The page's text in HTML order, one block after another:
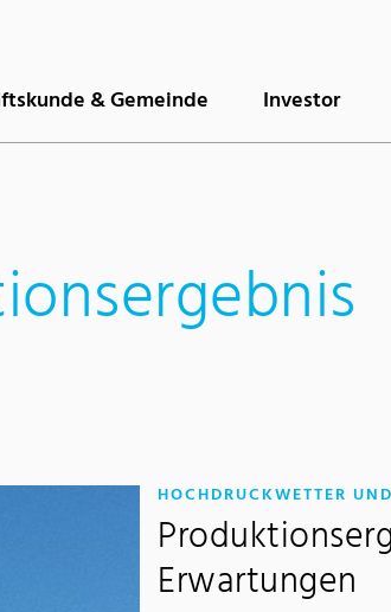
& Gemeinde Investor
HOCHDRUCKWETTER
Erwartungen